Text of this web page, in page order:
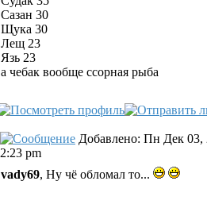
Сазан 30
Щука 30
Лещ 23
Язь 23
а чебак вообще ссорная рыба
Добавлено: Пн Дек 03,
2:23 pm
vady69, Ну чё обломал то...